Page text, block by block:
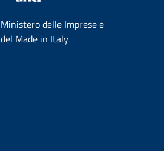
Ministero delle Imprese e
del Made in Italy